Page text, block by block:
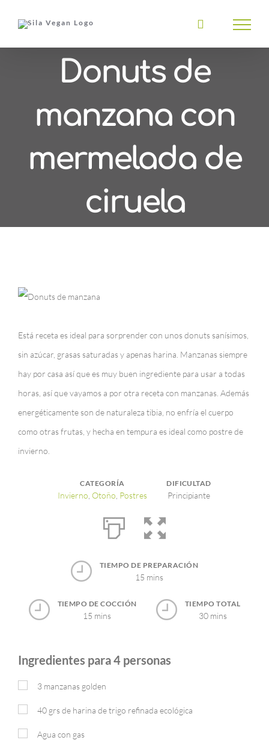
contenido
Donuts de
manzana con
mermelada de
ciruela
Está receta es ideal para sorprender con unos donuts sanísimos,
sin azúcar, grasas saturadas y apenas harina. Manzanas siempre
hay por casa así que es muy buen ingrediente para usar a todas
horas, así que vayamos a por otra receta con manzanas. Además
energéticamente son de naturaleza tibia, no enfría el cuerpo
como otras frutas, y hecha en tempura es ideal como postre de
invierno.
CATEGORÍA
Invierno Otoño Postres
DIFICULTAD
Principiante
TIEMPO DE PREPARACIÓN
15 mins
TIEMPO DE COCCIÓN
15 mins
TIEMPO TOTAL
30 mins
Ingredientes para 4 personas
3 manzanas golden
40 grsde harina de trigo refinada ecológica
Agua con gas